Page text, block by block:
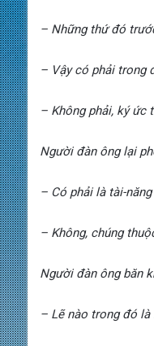
– Những thứ đó
– Vậy có phải trong
– Không phải, ký ức
Người đàn ông lại
– Có phải là tài-
– Không, chúng
Người đàn ông băn
– Lẽ nào trong đó là